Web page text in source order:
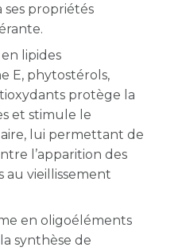
ses propriétés
lipides
E, phytostérols,
protège la
et stimule le
lui permettant de
l’apparition des
au vieillissement
en oligoéléments
synthèse de